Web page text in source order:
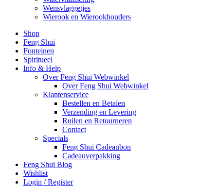
Wensvlaggetjes
Wierook en Wierookhouders
Shop
Feng Shui
Fonteinen
Spiritueel
Info & Help
Over Feng Shui Webwinkel
Over Feng Shui Webwinkel
Klantenservice
Bestellen en Betalen
Verzending en Levering
Ruilen en Retourneren
Contact
Specials
Feng Shui Cadeaubon
Cadeauverpakking
Feng Shui Blog
Wishlist
Login / Register